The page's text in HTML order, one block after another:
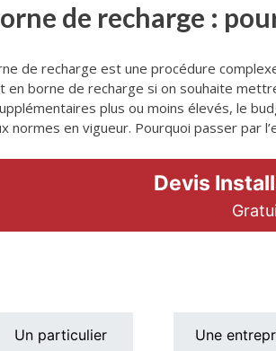
de recharge :
de recharge est une procédure
en borne de recharge si on souhaite
plus ou moins élevés, le
normes en vigueur. Pourquoi passer par